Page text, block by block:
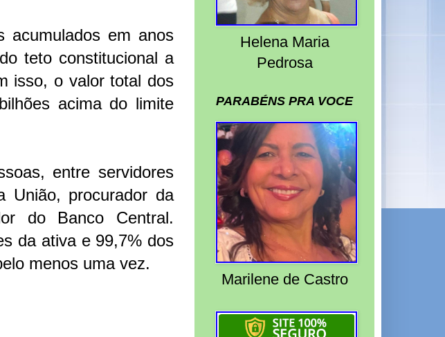
acumulados em anos
teto constitucional a
isso, o valor total dos
acima do limite
entre servidores
União, procurador da
do Banco Central.
da ativa e 99,7% dos
menos uma vez.
Helena Maria
Pedrosa
PARABÉNS PRA VOCE
Marilene de Castro